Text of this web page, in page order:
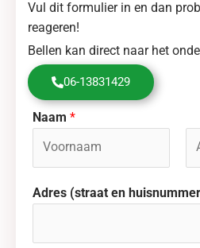
Vul dit formulier in en dan
reageren!
Bellen kan direct naar het
06-13831429
Naam *
o
c
Adres (straat en